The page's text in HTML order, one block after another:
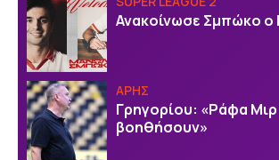
Ανακοίνωσε Σμπώκο ο
ΑΡΗΣ
Γρηγορίου: «Ράφα
βοηθήσουν»